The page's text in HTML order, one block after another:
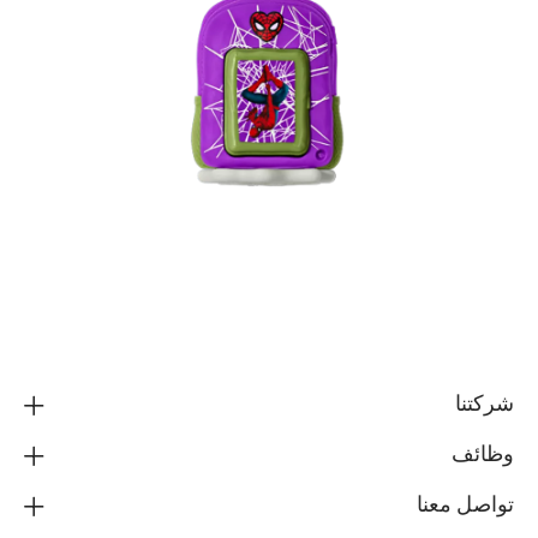
شركتنا
وظائف
تواصل معنا